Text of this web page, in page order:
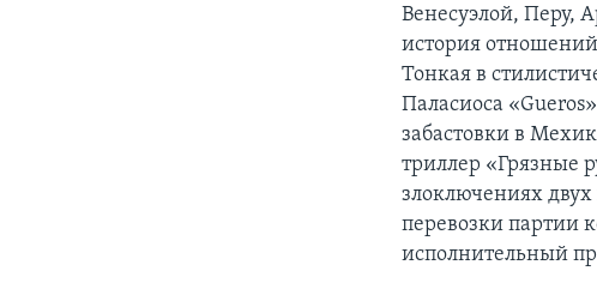
Венесуэлой, Перу,
история
Тонкая в
Паласиоса
забастовки в
триллер «Грязные
злоключениях
перевозки партии
исполнительный